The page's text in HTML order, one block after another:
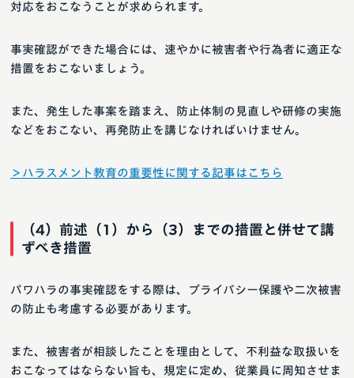
対応をおこなうことが求められます。
事実確認ができた場合には、速やかに被害者や行為者に適正な
措置をおこないましょう。
また、発生した事案を踏まえ、防止体制の見直しや研修の実施
などをおこない、再発防止を講じなければいけません。
＞ハラスメント教育の重要性に関する記事はこちら
（4）前述（1）から（3）までの措置と併せて講
ずべき措置
パワハラの事実確認をする際は、プライバシー保護や二次被害
の防止も考慮する必要があります。
また、被害者が相談したことを理由として、不利益な取扱いを
おこなってはならない旨も、規定に定め、従業員に周知させま